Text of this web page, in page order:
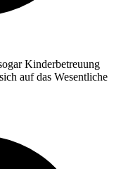
Kinderbetreuung
auf das Wesentliche